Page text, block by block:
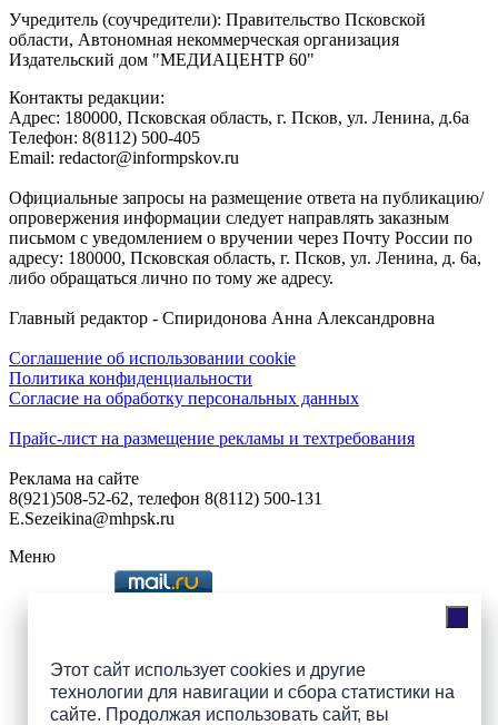
Этот сайт использует cookies и другие
технологии для навигации и сбора статистики на
сайте. Продолжая использовать сайт, вы
Учредитель (соучредители): Правительство Псковской
области, Автономная некоммерческая организация
Издательский дом "МЕДИАЦЕНТР 60"
Контакты редакции:
Адреc: 180000, Псковская область, г. Псков, ул. Ленина, д.6а
Телефон: 8(8112) 500-405
Email: redactor@informpskov.ru
Официальные запросы на размещение ответа на публикацию/
опровержения информации следует направлять заказным
письмом с уведомлением о вручении через Почту России по
адресу: 180000, Псковская область, г. Псков, ул. Ленина, д. 6а,
либо обращаться лично по тому же адресу.
Главный редактор - Спиридонова Анна Александровна
Соглашение об использовании cookie
Политика конфиденциальности
Согласие на обработку персональных данных
Прайс-лист на размещение рекламы и техтребования
Реклама на сайте
8(921)508-52-62, телефон 8(8112) 500-131
E.Sezeikina@mhpsk.ru
Меню
Подпишись на группы